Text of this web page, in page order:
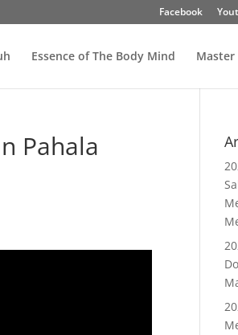
Facebook
Essence of The Body Mind Master
Pahala